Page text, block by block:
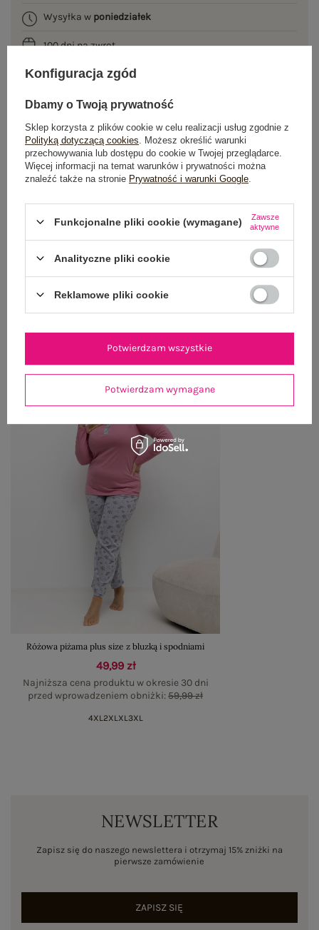
Wysyłka w poniedziałek
100 dni na zwrot
OPIS PRODUKTU
GŁÓWNE PARAMETRY
OPINIE O PRODUKCIE (0)
ZWROTY I REKLAMACJE
OSTATNIO OGLĄDANE
Różowa piżama plus size z bluzką i spodniami
49,99 zł
Najniższa cena produktu w okresie 30 dni
przed wprowadzeniem obniżki:59,99 zł
4XL 2XL XL 3XL
NEWSLETTER
Zapisz się do naszego newslettera i otrzymaj 15% zniżki na
pierwsze zamówienie
ZAPISZ SIĘ
Konfiguracja zgód
Dbamy o Twoją prywatność
Sklep korzysta z plików cookie w celu realizacji usług zgodnie z
Polityką dotyczącą cookies . Możesz określić warunki
przechowywania lub dostępu do cookie w Twojej przeglądarce.
Więcej informacji na temat warunków i prywatności można
znaleźć także na stronie Prywatność i warunki Google
Funkcjonalne pliki cookie (wymagane)
Zawsze
aktywne
Analityczne pliki cookie
Reklamowe pliki cookie
Potwierdzam wymagane
Potwierdzam wszystkie